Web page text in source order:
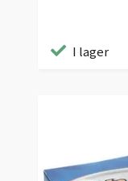
I lager